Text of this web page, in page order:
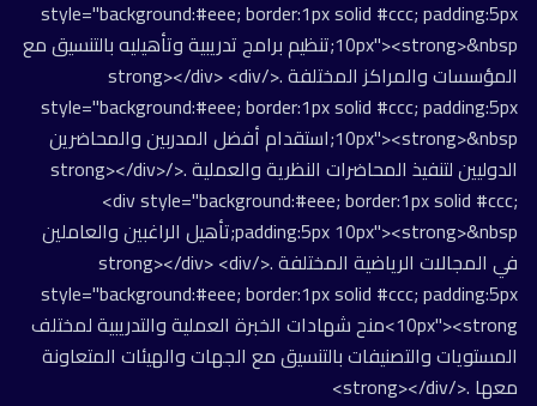
style="background:#eee; border:1px solid #ccc; padding:5px
10px"><strong>&nbsp;تنظيم برامج تدريبية وتأهيليه بالتنسيق مع
المؤسسات والمراكز المختلفة .</strong></div> <div
style="background:#eee; border:1px solid #ccc; padding:5px
10px"><strong>&nbsp;استقدام أفضل المدربين والمحاضرين
الدوليين لتنفيذ المحاضرات النظرية والعملية .</strong></div>
<div style="background:#eee; border:1px solid #ccc;
padding:5px 10px"><strong>&nbsp;تأهيل الراغبين والعاملين
في المجالات الرياضية المختلفة .</strong></div> <div
style="background:#eee; border:1px solid #ccc; padding:5px
10px"><strong>منح شهادات الخبرة العملية والتدريبية لمختلف
المستويات والتصنيفات بالتنسيق مع الجهات والهيئات المتعاونة
معها .</strong></div>